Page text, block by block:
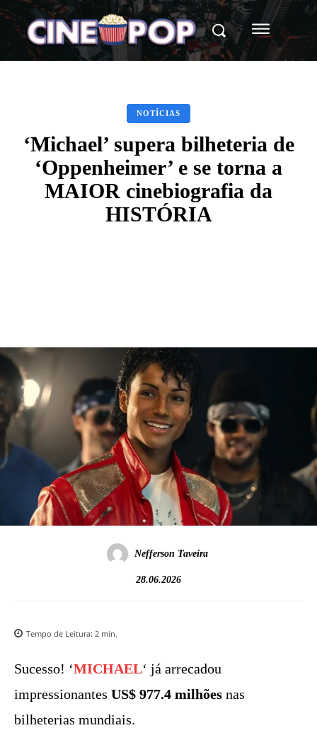
NOTÍCIAS
‘Michael’ supera bilheteria de
‘Oppenheimer’ e se torna a
MAIOR cinebiografia da
HISTÓRIA
Nefferson Taveira
28.06.2026
Tempo de Leitura: 2 min.
Sucesso! ‘MICHAEL‘ já arrecadou
impressionantes US$ 977.4 milhões nas
bilheterias mundiais.